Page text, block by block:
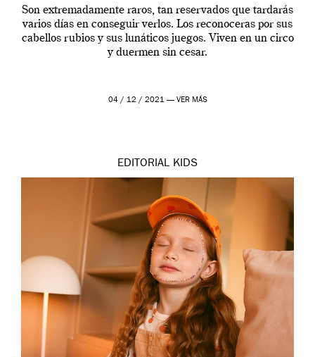
Son extremadamente raros, tan reservados que tardarás
varios días en conseguir verlos. Los reconoceras por sus
cabellos rubios y sus lunáticos juegos. Viven en un circo
y duermen sin cesar.
04 / 12 / 2021 — VER MÁS
EDITORIAL KIDS